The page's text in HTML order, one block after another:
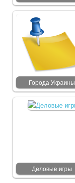
Города Украины
Деловые игры